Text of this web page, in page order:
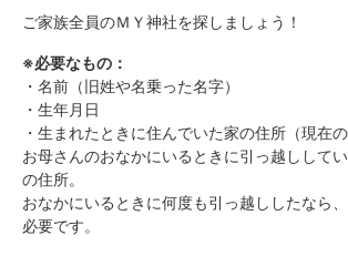
ご家族全員のＭＹ神社を探しましょう！
※必要なもの：
・名前（旧姓や名乗った名字）
・生年月日
・生まれたときに住んでいた家の住所（現在の
お母さんのおなかにいるときに引っ越しして
の住所。
おなかにいるときに何度も引っ越ししたなら
必要です。